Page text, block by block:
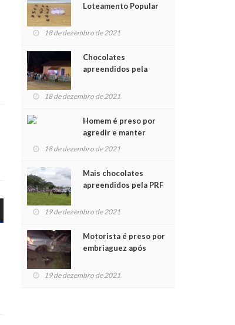
Loteamento Popular
18 de dezembro de 2021
Chocolates
apreendidos pela
para crianças na
18 de dezembro de 2021
Homem é preso por
agredir e manter
mulher em cárcere
18 de dezembro de 2021
Mais chocolates
apreendidos pela PRF
crianças no Natal
19 de dezembro de 2021
Motorista é preso por
embriaguez após
feridos
19 de dezembro de 2021